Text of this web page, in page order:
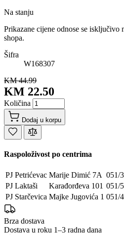
Na stanju
Prikazane cijene odnose se isključivo
shopa.
Šifra
W168307
KM 44.99
KM 22.50
Količina
Dodaj u korpu
Raspoloživost po centrima
PJ Petrićevac Marije Dimić 7A 051/
PJ Laktaši
Karađorđeva 101 051/
PJ Starčevica Majke Jugovića 1 051/
Brza dostava
Dostava u roku 1–3 radna dana